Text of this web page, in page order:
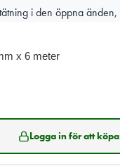
x 6 meter
Logga in för att köpa